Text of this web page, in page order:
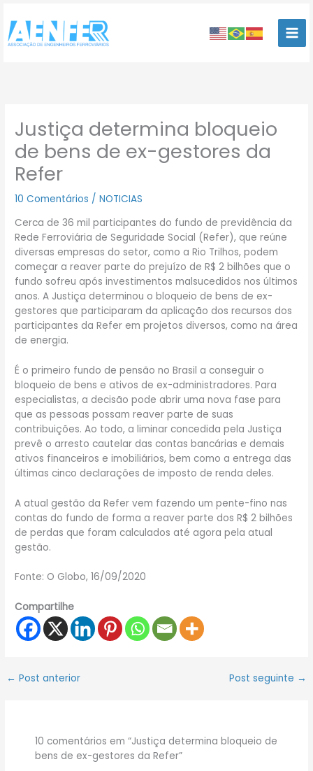
para
conteúdo
Justiça determina bloqueio
de bens de ex-gestores da
Refer
10 Comentários /NOTICIAS
Cerca de 36 mil participantes do fundo de previdência da
Rede Ferroviária de Seguridade Social (Refer), que reúne
diversas empresas do setor, como a Rio Trilhos, podem
começar a reaver parte do prejuízo de R$ 2 bilhões que o
fundo sofreu após investimentos malsucedidos nos últimos
anos. A Justiça determinou o bloqueio de bens de ex-
gestores que participaram da aplicação dos recursos dos
participantes da Refer em projetos diversos, como na área
de energia.
É o primeiro fundo de pensão no Brasil a conseguir o
bloqueio de bens e ativos de ex-administradores. Para
especialistas, a decisão pode abrir uma nova fase para
que as pessoas possam reaver parte de suas
contribuições. Ao todo, a liminar concedida pela Justiça
prevê o arresto cautelar das contas bancárias e demais
ativos financeiros e imobiliários, bem como a entrega das
últimas cinco declarações de imposto de renda deles.
A atual gestão da Refer vem fazendo um pente-fino nas
contas do fundo de forma a reaver parte dos R$ 2 bilhões
de perdas que foram calculados até agora pela atual
gestão.
Fonte: O Globo, 16/09/2020
Compartilhe
← Post anterior Post seguinte →
10 comentários em “Justiça determina bloqueio de
bens de ex-gestores da Refer”